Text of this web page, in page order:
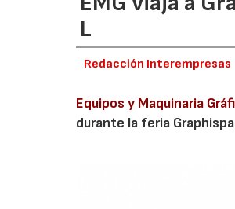
L
Redacción Interempresas
Equipos y Maquinaria
durante la feria